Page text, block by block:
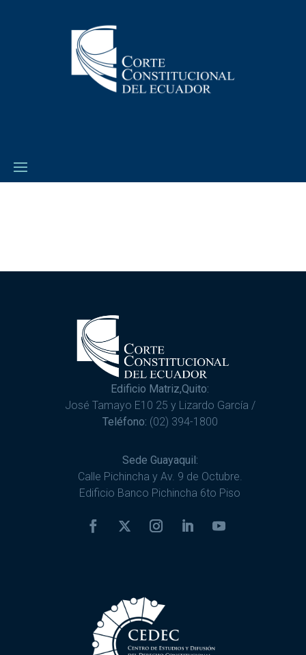
Edificio Matriz,Quito:
José Tamayo E10 25 y Lizardo García /
Teléfono: (02) 394-1800
Sede Guayaquil:
Calle Pichincha y Av. 9 de Octubre.
Edificio Banco Pichincha 6to Piso